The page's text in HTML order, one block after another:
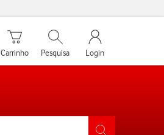
Carrinho de compras
Carrinho
Pesquisar
Pesquisa
My Vodafone
Login